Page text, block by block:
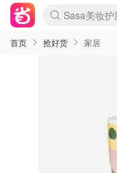
lululemon折
Sasa美妆
SSENSE年
Cettire降价+
Farfetch折上
WWS Coles
viagogo二手
Myer清仓1折
The Outnet
David Jones
Flannels大牌
Perfumes
AMIRO返校
Oweek抽奖
Amazon折扣
eToro入金
Amazon数码
ICONIC本周
ThedoubleF
Moose
丝芙兰5折起
EUFY官网
Selenichast
Trip机票酒店
YSL送5件彩
Amazon家居
BIGBANG巡
David Jones
Amazon美妆
雅漾大喷$8
过敏原检测
伊索独家赠
科颜氏清仓3
SEALIFE海
丝塔芙大白
订阅
Cult Beauty
Harrods圣诞
LN-CC奢牌
d'Alba空姐
EVE LOM套
Bernardelli
Adore
CT圣诞日历
Mytheresa
Luxury
Currentbody
卡诗9折+赠4
MOON
ALLSAINTS
Roborock扫
Tingo Life水
Valentino官
CR洗发护发
首页 抢好货 家居